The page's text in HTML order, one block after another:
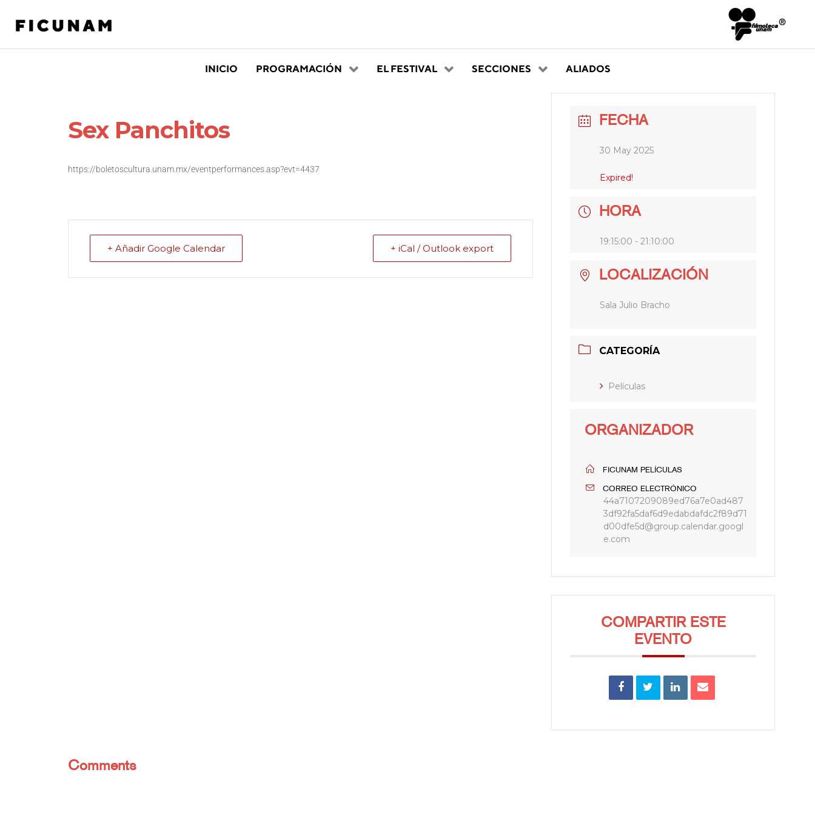
INICIO PROGRAMACIÓN EL FESTIVAL SECCIONES ALIADOS
Sex Panchitos
https://boletoscultura.unam.mx/eventperformances.asp?evt=4437
+ Añadir Google Calendar + iCal / Outlook export
FECHA
30 May 2025
Expired!
HORA
19:15:00 - 21:10:00
LOCALIZACIÓN
Sala Julio Bracho
CATEGORÍA
Películas
ORGANIZADOR
FICUNAM PELÍCULAS
CORREO ELECTRÓNICO
44a7107209089ed76a7e0ad487
3df92fa5daf6d9edabdafdc2f89d71
d00dfe5d@group.calendar.googl
e.com
COMPARTIR ESTE
EVENTO
Comments